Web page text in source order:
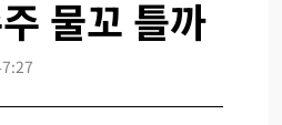
물꼬 틀까